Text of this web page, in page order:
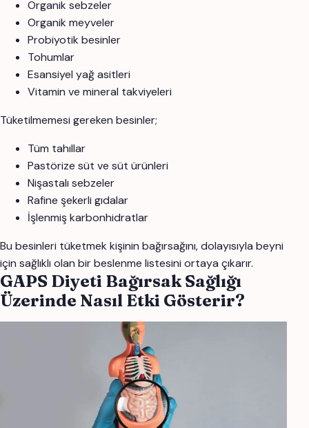
Organik sebzeler
Organik meyveler
Probiyotik besinler
Tohumlar
Esansiyel yağ asitleri
Vitamin ve mineral takviyeleri
Tüketilmemesi gereken besinler;
Tüm tahıllar
Pastörize süt ve süt ürünleri
Nişastalı sebzeler
Rafine şekerli gıdalar
İşlenmiş karbonhidratlar
Bu besinleri tüketmek kişinin bağırsağını, dolayısıyla beyni
için sağlıklı olan bir beslenme listesini ortaya çıkarır.
GAPS Diyeti Bağırsak Sağlığı
Üzerinde Nasıl Etki Gösterir?